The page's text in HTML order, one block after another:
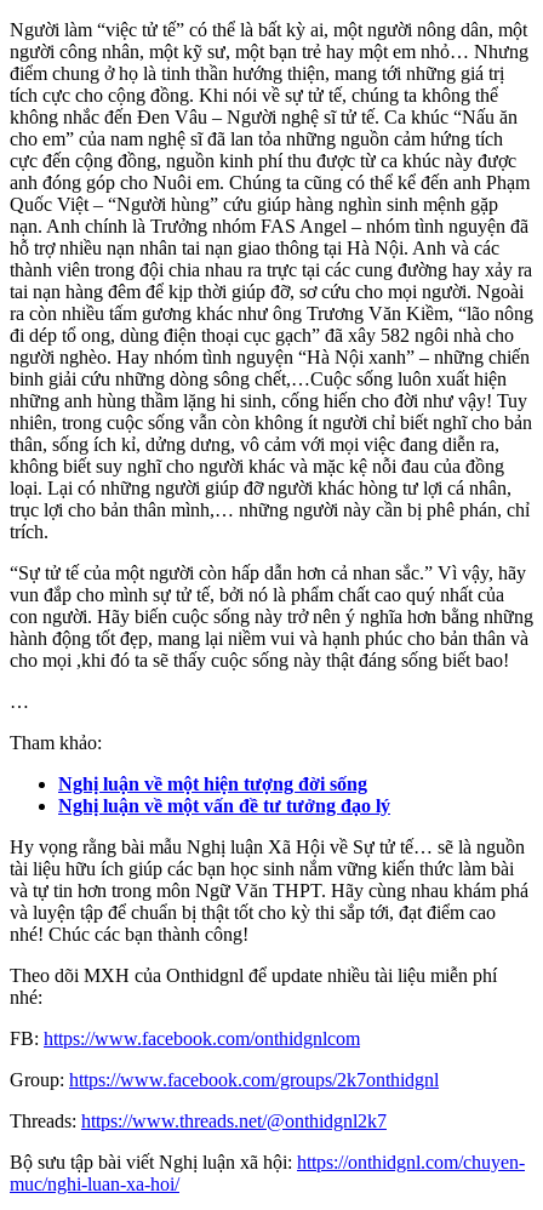
Người làm “việc tử tế” có thể là bất kỳ ai, một người nông dân, một
người công nhân, một kỹ sư, một bạn trẻ hay một em nhỏ… Nhưng
điểm chung ở họ là tinh thần hướng thiện, mang tới những giá trị
tích cực cho cộng đồng. Khi nói về sự tử tế, chúng ta không thể
không nhắc đến Đen Vâu – Người nghệ sĩ tử tế. Ca khúc “Nấu ăn
cho em” của nam nghệ sĩ đã lan tỏa những nguồn cảm hứng tích
cực đến cộng đồng, nguồn kinh phí thu được từ ca khúc này được
anh đóng góp cho Nuôi em. Chúng ta cũng có thể kể đến anh Phạm
Quốc Việt – “Người hùng” cứu giúp hàng nghìn sinh mệnh gặp
nạn. Anh chính là Trưởng nhóm FAS Angel – nhóm tình nguyện đã
hỗ trợ nhiều nạn nhân tai nạn giao thông tại Hà Nội. Anh và các
thành viên trong đội chia nhau ra trực tại các cung đường hay xảy ra
tai nạn hàng đêm để kịp thời giúp đỡ, sơ cứu cho mọi người. Ngoài
ra còn nhiều tấm gương khác như ông Trương Văn Kiềm, “lão nông
đi dép tổ ong, dùng điện thoại cục gạch” đã xây 582 ngôi nhà cho
người nghèo. Hay nhóm tình nguyện “Hà Nội xanh” – những chiến
binh giải cứu những dòng sông chết,…Cuộc sống luôn xuất hiện
những anh hùng thầm lặng hi sinh, cống hiến cho đời như vậy! Tuy
nhiên, trong cuộc sống vẫn còn không ít người chỉ biết nghĩ cho bản
thân, sống ích kỉ, dửng dưng, vô cảm với mọi việc đang diễn ra,
không biết suy nghĩ cho người khác và mặc kệ nỗi đau của đồng
loại. Lại có những người giúp đỡ người khác hòng tư lợi cá nhân,
trục lợi cho bản thân mình,… những người này cần bị phê phán, chỉ
trích.
“Sự tử tế của một người còn hấp dẫn hơn cả nhan sắc.” Vì vậy, hãy
vun đắp cho mình sự tử tế, bởi nó là phẩm chất cao quý nhất của
con người. Hãy biến cuộc sống này trở nên ý nghĩa hơn bằng những
hành động tốt đẹp, mang lại niềm vui và hạnh phúc cho bản thân và
cho mọi ,khi đó ta sẽ thấy cuộc sống này thật đáng sống biết bao!
…
Tham khảo:
Nghị luận về một hiện tượng đời sống
Nghị luận về một vấn đề tư tưởng đạo lý
Hy vọng rằng bài mẫu Nghị luận Xã Hội về Sự tử tế… sẽ là nguồn
tài liệu hữu ích giúp các bạn học sinh nắm vững kiến thức làm bài
và tự tin hơn trong môn Ngữ Văn THPT. Hãy cùng nhau khám phá
và luyện tập để chuẩn bị thật tốt cho kỳ thi sắp tới, đạt điểm cao
nhé! Chúc các bạn thành công!
Theo dõi MXH của Onthidgnl để update nhiều tài liệu miễn phí
nhé:
FB: https://www.facebook.com/onthidgnlcom
Group: https://www.facebook.com/groups/2k7onthidgnl
Threads: https://www.threads.net/@onthidgnl2k7
Bộ sưu tập bài viết Nghị luận xã hội: https://onthidgnl.com/chuyen-
muc/nghi-luan-xa-hoi/